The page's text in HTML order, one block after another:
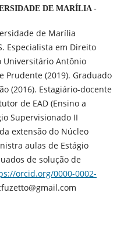
DE MARÍLIA -
de Marília
Especialista em Direito
Universitário Antônio
Prudente (2019). Graduado
(2016). Estagiário-docente
de EAD (Ensino a
Supervisionado II
extensão do Núcleo
aulas de Estágio
de solução de
orcid.org/0000-0002-